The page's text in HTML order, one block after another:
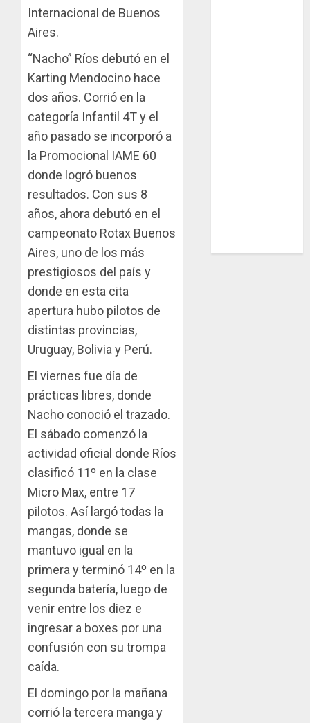
Internacional de Buenos
Aires.
“Nacho” Ríos debutó en el
Karting Mendocino hace
dos años. Corrió en la
categoría Infantil 4T y el
año pasado se incorporó a
la Promocional IAME 60
donde logró buenos
resultados. Con sus 8
años, ahora debutó en el
campeonato Rotax Buenos
Aires, uno de los más
prestigiosos del país y
donde en esta cita
apertura hubo pilotos de
distintas provincias,
Uruguay, Bolivia y Perú.
El viernes fue día de
prácticas libres, donde
Nacho conoció el trazado.
El sábado comenzó la
actividad oficial donde Ríos
clasificó 11º en la clase
Micro Max, entre 17
pilotos. Así largó todas la
mangas, donde se
mantuvo igual en la
primera y terminó 14º en la
segunda batería, luego de
venir entre los diez e
ingresar a boxes por una
confusión con su trompa
caída.
El domingo por la mañana
corrió la tercera manga y